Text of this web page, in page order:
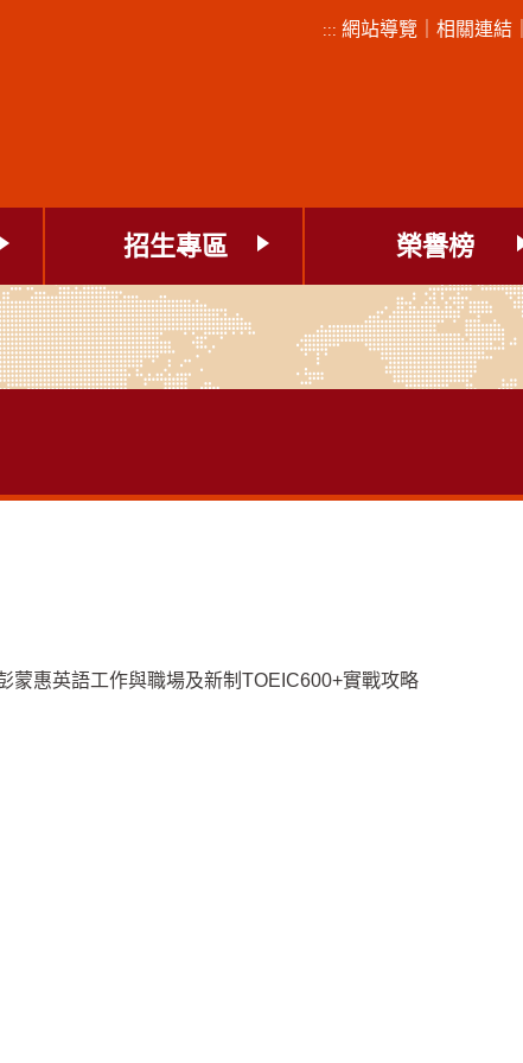
::: 網站導覽 相關連結
招生專區 榮譽榜
蒙惠英語工作與職場及新制TOEIC600+實戰攻略